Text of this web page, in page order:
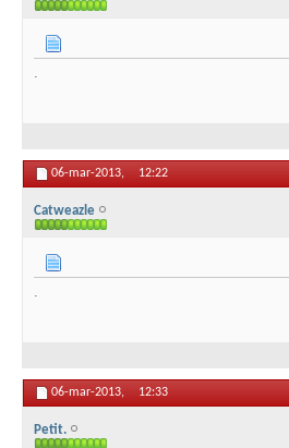
.
06-mar-2013, 12:22
Catweazle
.
06-mar-2013, 12:33
Petit.